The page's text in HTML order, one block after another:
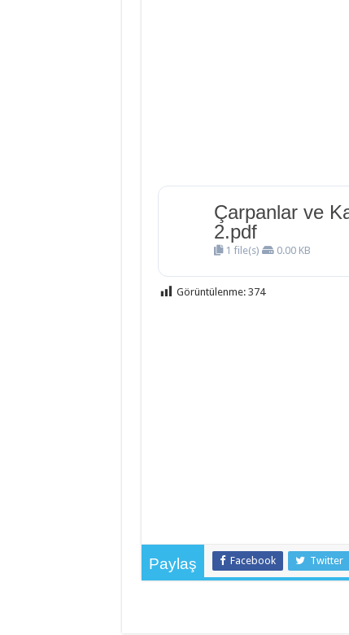
Çarpanlar ve
2.pdf
1 file(s) 0.00 KB
Görüntülenme: 374
Paylaş Facebook Twitter